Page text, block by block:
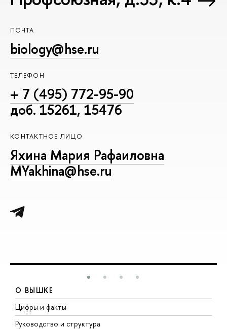
ПОЧТА
biology@hse.ru
ТЕЛЕФОН
+ 7 (495) 772-95-90
доб. 15261, 15476
КОНТАКТНОЕ ЛИЦО
Яхина Мария Рафаиловна
MYakhina@hse.ru
О ВЫШКЕ
Цифры и факты
Руководство и структура